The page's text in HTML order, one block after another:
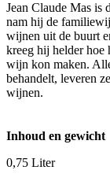
Jean Claude Mas is
nam hij de
wijnen uit de buurt
kreeg hij helder hoe
wijn kon maken.
behandelt, leveren
wijnen.
Inhoud en gewicht
0,75 Liter